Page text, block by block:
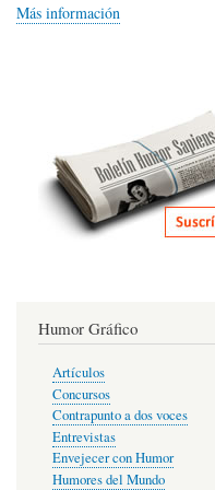
Más información
Humor Gráfico
Artículos
Concursos
Contrapunto a dos voces
Entrevistas
Envejecer con Humor
Humores del Mundo